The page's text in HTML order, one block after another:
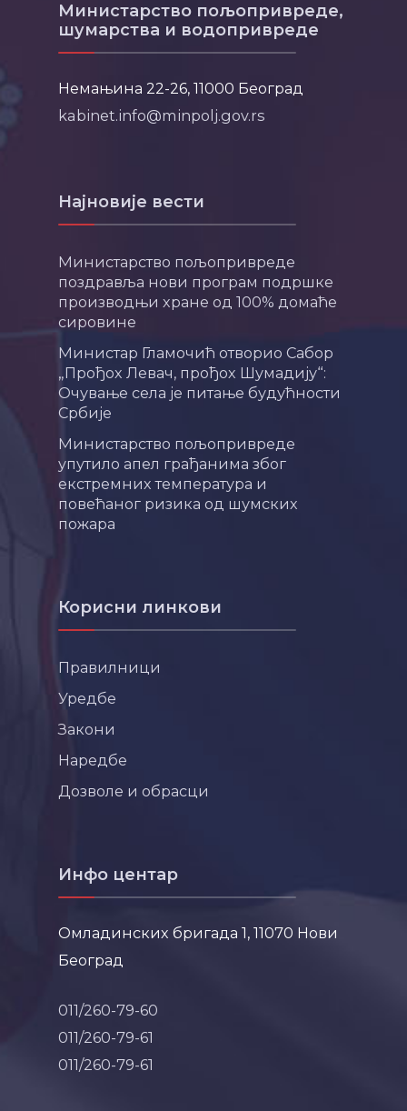
Министарство пољопривреде,
шумарства и водопривреде
Немањина 22-26, 11000 Београд
kabinet.info@minpolj.gov.rs
Најновије вести
Министарство пољопривреде
поздравља нови програм подршке
производњи хране од 100% домаће
сировине
Министар Гламочић отворио Сабор
„Прођох Левач, прођох Шумадију“:
Очување села је питање будућности
Србије
Министарство пољопривреде
упутило апел грађанима због
екстремних температура и
повећаног ризика од шумских
пожара
Корисни линкови
Правилници
Уредбе
Закони
Наредбе
Дозволе и обрасци
Инфо центар
Омладинских бригада 1, 11070 Нови
Београд
011/260-79-60
011/260-79-61
011/260-79-61